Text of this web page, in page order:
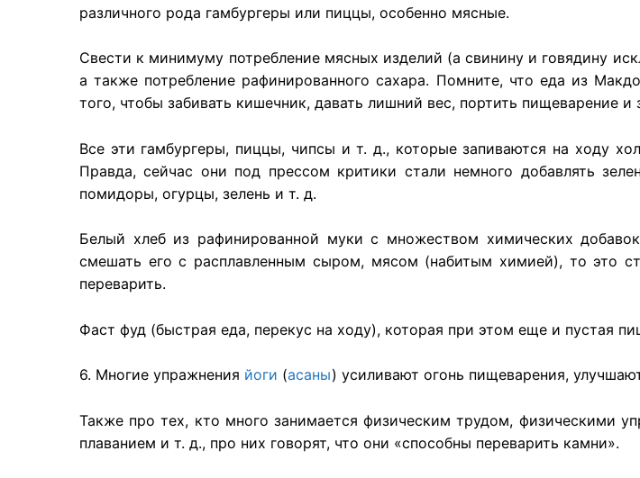
различного рода гамбургеры или пиццы, особенно мясные.
Свести к минимуму потребление мясных изделий (а свинину и говядину
а также потребление рафинированного сахара. Помните, что еда из
того, чтобы забивать кишечник, давать лишний вес, портить пищеварение и
Все эти гамбургеры, пиццы, чипсы и т. д., которые запиваются на ходу
Правда, сейчас они под прессом критики стали немного добавлять
помидоры, огурцы, зелень и т. д.
Белый хлеб из рафинированной муки с множеством химических
смешать его с расплавленным сыром, мясом (набитым химией), то это
переварить.
Фаст фуд (быстрая еда, перекус на ходу), которая при этом еще и пустая
6. Многие упражнения йоги (асаны) усиливают огонь пищеварения,
Также про тех, кто много занимается физическим трудом, физическими
плаванием и т. д., про них говорят, что они «способны переварить камни».